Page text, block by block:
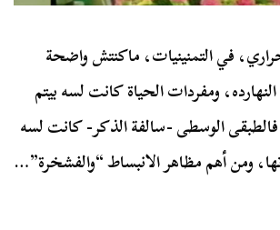
في التمنينيات، ماكنتش واضحة
النهارده، ومفردات الحياة كانت لسه بيتم
الوسطى -سالفة الذكر- كانت لسه
ومن أهم مظاهر الانبساط “والفشخرة”…